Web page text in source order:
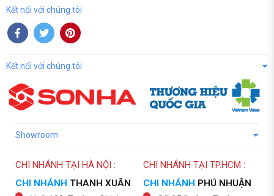
Kết nối với chúng tôi
Kết nối với chúng tôi
Showroom
CHI NHÁNH TẠI HÀ NỘI :
CHI NHÁNH THANH XUÂN
CHI NHÁNH TẠI TP.HCM :
CHI NHÁNH PHÚ NHUẬN